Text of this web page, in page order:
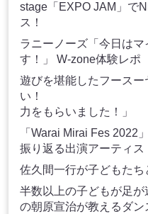
stage「EXPO JAM」で
ス！
ラニーノーズ「今日は
す！」 W-zone体験レポ
遊びを堪能したフース
い！
力をもらいました！」
「Warai Mirai Fes 2022
振り返る出演アーティス
佐久間一行が子どもた
半数以上の子どもが足が
の朝原宣治が教えるダ